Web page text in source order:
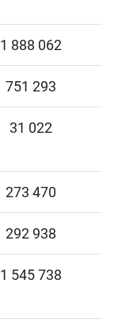
1 888 062
751 293
31 022
273 470
292 938
1 545 738